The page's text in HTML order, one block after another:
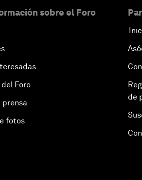
sobre el Foro
Foro
prensa
fotos
de